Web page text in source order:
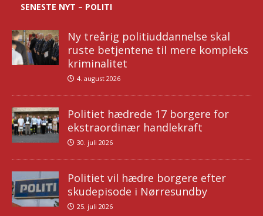
SENESTE NYT – POLITI
Ny treårig politiuddannelse skal
ruste betjentene til mere kompleks
kriminalitet
4. august 2026
Politiet hædrede 17 borgere for
ekstraordinær handlekraft
30. juli 2026
Politiet vil hædre borgere efter
skudepisode i Nørresundby
25. juli 2026